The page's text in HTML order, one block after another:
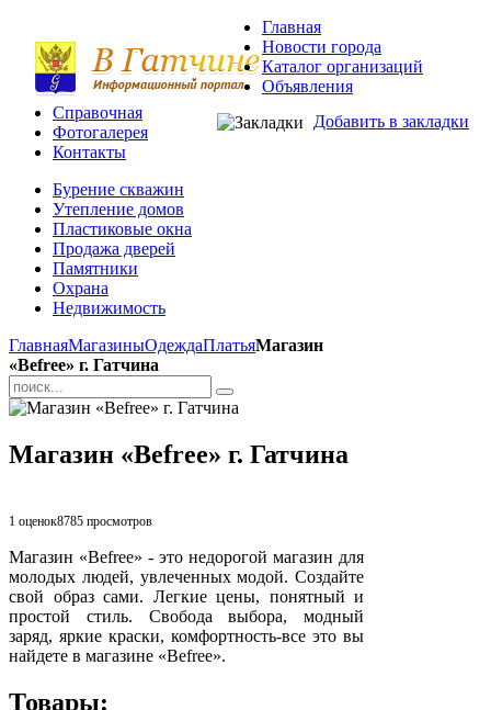
Добавить в закладки
Главная
Новости города
Каталог организаций
Объявления
Справочная
Фотогалерея
Контакты
Бурение скважин
Утепление домов
Пластиковые окна
Продажа дверей
Памятники
Охрана
Недвижимость
ГлавнаяМагазиныОдеждаПлатьяМагазин
«Befree» г. Гатчина
Магазин «Befree» г. Гатчина
1 оценок8785 просмотров
Магазин «Befree» - это недорогой магазин для
молодых людей, увлеченных модой. Создайте
свой образ сами. Легкие цены, понятный и
простой стиль. Свобода выбора, модный
заряд, яркие краски, комфортность-все это вы
найдете в магазине «Befree».
Товары: